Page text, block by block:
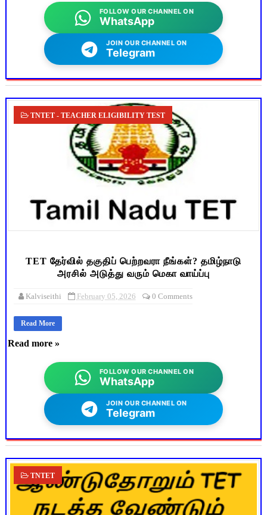
FOLLOW OUR CHANNEL ON
WhatsApp
JOIN OUR CHANNEL ON
Telegram
TNTET - TEACHER ELIGIBILITY TEST
TET தேர்வில் தகுதிப் பெற்றவரா நீங்கள்? தமிழ்நாடு
அரசில் அடுத்து வரும் மெகா வாய்ப்பு
Kalviseithi February 05, 2026 0 Comments
Read More
Read more »
FOLLOW OUR CHANNEL ON
WhatsApp
JOIN OUR CHANNEL ON
Telegram
TNTET